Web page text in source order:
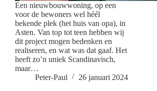
Een nieuwbouwwoning, op een
voor de bewoners wel héél
bekende plek (het huis van opa), in
Asten. Van top tot teen hebben wij
dit project mogen bedenken en
realiseren, en wat was dat gaaf. Het
heeft zo’n uniek Scandinavisch,
maar…
Peter-Paul
26 januari 2024